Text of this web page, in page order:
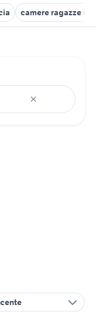
camere ragazze modena